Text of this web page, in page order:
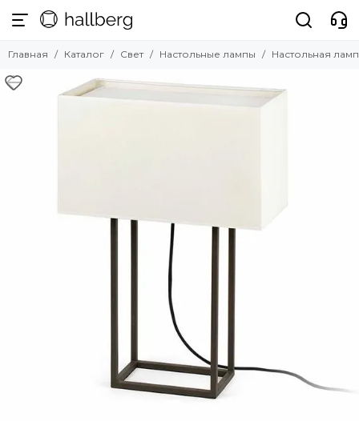
Свет
Подвесные светильники
Настольные лампы
Главная Каталог Свет Настольные лампы Настольная